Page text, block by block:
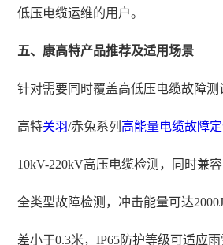
低压电缆运维的用户。
五、康高特产品推荐及适用场景
针对需要同时覆盖高低压电缆故障
高特关羽/赤兔系列 高能量电缆故障
10kV-220kV高压电缆检测，同时兼
全类型故障检测，冲击能量可达
差小于0.3米，IP65防护等级可适应